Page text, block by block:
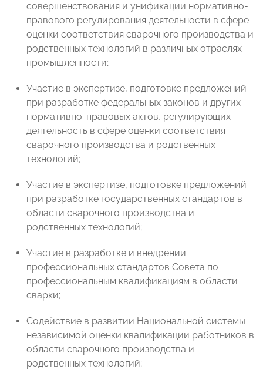
совершенствования и унификации нормативно-
правового регулирования деятельности в сфере
оценки соответствия сварочного производства и
родственных технологий в различных отраслях
промышленности;
Участие в экспертизе, подготовке предложений
при разработке федеральных законов и других
нормативно-правовых актов, регулирующих
деятельность в сфере оценки соответствия
сварочного производства и родственных
технологий;
Участие в экспертизе, подготовке предложений
при разработке государственных стандартов в
области сварочного производства и
родственных технологий;
Участие в разработке и внедрении
профессиональных стандартов Совета по
профессиональным квалификациям в области
сварки;
Содействие в развитии Национальной системы
независимой оценки квалификации работников в
области сварочного производства и
родственных технологий;